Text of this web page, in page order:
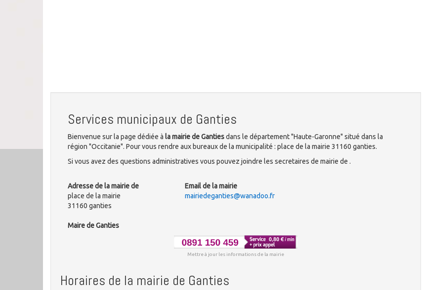
Services municipaux de Ganties
Bienvenue sur la page dédiée à la mairie de Gantiesdans le département "Haute-Garonne" situé dans la
région "Occitanie". Pour vous rendre aux bureaux de la municipalité : place de la mairie 31160 ganties.
Si vous avez des questions administratives vous pouvez joindre les secretaires de mairie de .
Adresse de la mairie de
place de la mairie
31160 ganties
Maire de Ganties
Email de la mairie
mairiedeganties@wanadoo.fr
Mettre à jour les informations de la mairie
Horaires de la mairie de Ganties